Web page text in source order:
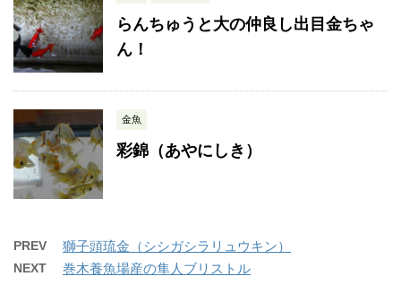
らんちゅうと大の仲良し出目金ちゃ
ん！
金魚
彩錦（あやにしき）
PREV 獅子頭琉金（シシガシラリュウキン）
NEXT 巻木養魚場産の隼人ブリストル